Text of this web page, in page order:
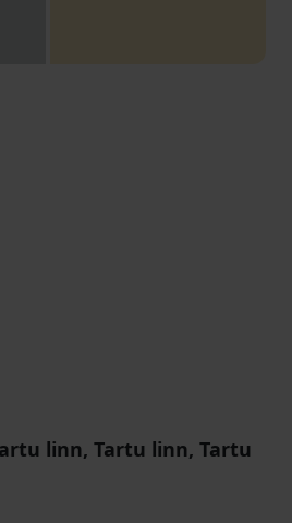
linn, Tartu linn, Tartu